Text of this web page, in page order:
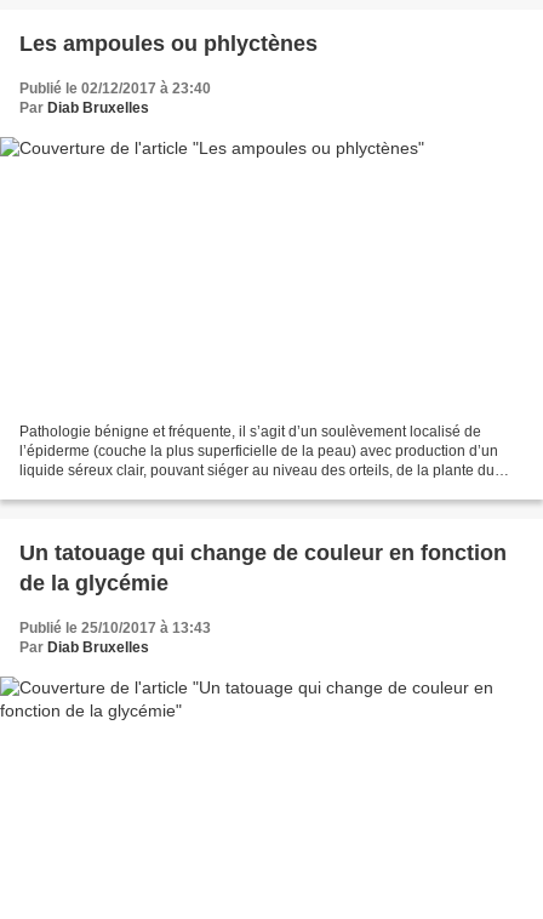
Les ampoules ou phlyctènes
Publié le 02/12/2017 à 23:40
Par Diab Bruxelles
Pathologie bénigne et fréquente, il s’agit d’un soulèvement localisé de
l’épiderme (couche la plus superficielle de la peau) avec production d’un
liquide séreux clair, pouvant siéger au niveau des orteils, de la plante du
Un tatouage qui change de couleur en fonction
de la glycémie
Publié le 25/10/2017 à 13:43
Par Diab Bruxelles